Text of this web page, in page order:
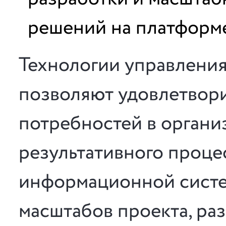
решений на
Технологии
позволяют
потребностей в
результативного
информационной
масштабов проекта,